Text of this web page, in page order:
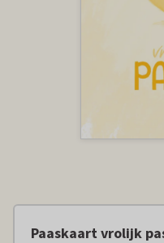
Paaskaart vrolijk